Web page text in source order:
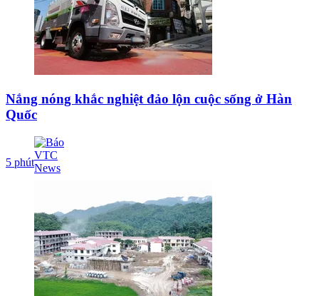
Nắng nóng khắc nghiệt đảo lộn cuộc sống ở Hàn
Quốc
5 phút